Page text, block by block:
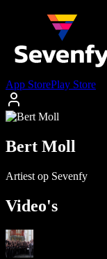
App StorePlay Store
Bert Moll
Artiest op Sevenfy
Video's